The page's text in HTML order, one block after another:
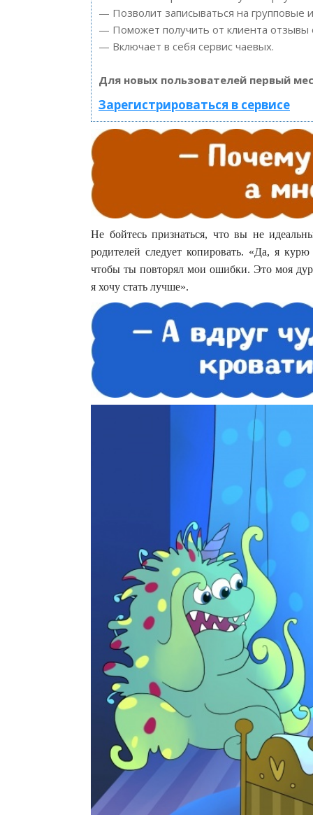
— Позволит записываться на групповые
— Поможет получить от клиента отзывы
— Включает в себя сервис чаевых.
Для новых пользователей первый
Зарегистрироваться в сервисе
Не бойтесь признаться, что вы не
родителей следует копировать. «Да, я
чтобы ты повторял мои ошибки. Это моя
я хочу стать лучше».